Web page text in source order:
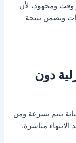
وقت ومجهود، لأن
ويضمن نتيجة
دون
بتتم بسرعة ومن
الانتهاء مباشرة.